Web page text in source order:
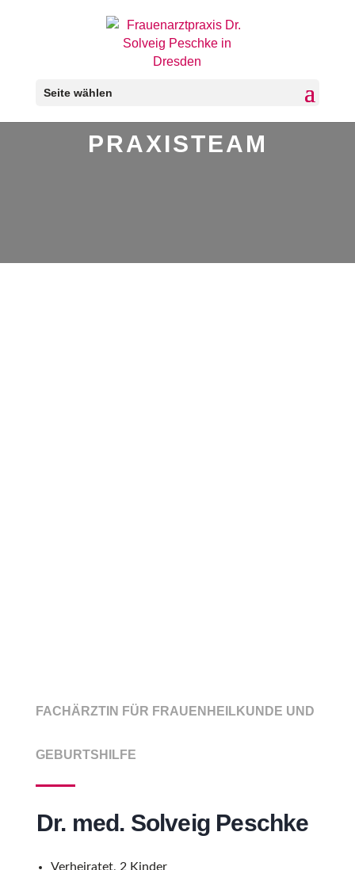
Seite wählen
PRAXISTEAM
FACHÄRZTIN FÜR FRAUENHEILKUNDE UND
GEBURTSHILFE
Dr. med. Solveig Peschke
Verheiratet, 2 Kinder